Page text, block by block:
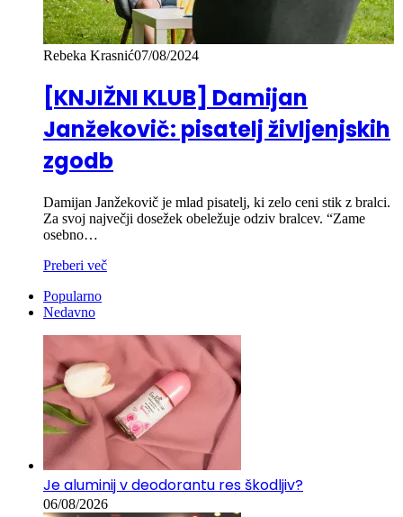
Rebeka Krasnić07/08/2024
[KNJIŽNI KLUB] Damijan
Janžekovič: pisatelj življenjskih
zgodb
Damijan Janžekovič je mlad pisatelj, ki zelo ceni stik z bralci.
Za svoj največji dosežek obeležuje odziv bralcev. “Zame
osebno…
Preberi več
Popularno
Nedavno
Je aluminij v deodorantu res škodljiv?
06/08/2026